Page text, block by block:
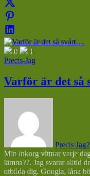
0
1
Precis-Jag
Varför är det
Precis Jag
Min inkorg vittnar varje
lämna??. Jag svarar alltid
utbilda dig. Googla, låna